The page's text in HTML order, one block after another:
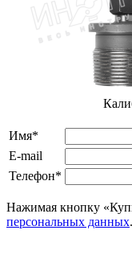
Имя*
E-mail
Телефон*
Нажимая кнопку
персональных данных.